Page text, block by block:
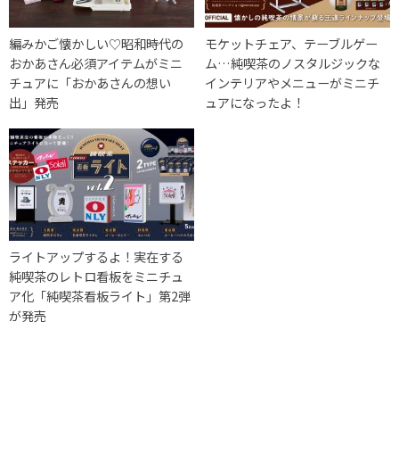
編みかご懐かしい♡昭和時代の
おかあさん必須アイテムがミニ
チュアに「おかあさんの想い
出」発売
モケットチェア、テーブルゲー
ム…純喫茶のノスタルジックな
インテリアやメニューがミニチ
ュアになったよ！
ライトアップするよ！実在する
純喫茶のレトロ看板をミニチュ
ア化「純喫茶看板ライト」第2弾
が発売